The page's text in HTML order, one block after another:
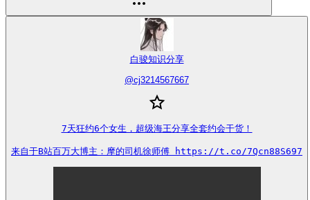
白骏知识分享
@cj3214567667
7天狂约6个女生，超级海王分享全套约会干货！
来自于B站百万大博主：摩的司机徐师傅 https://t.co/7Qcn88S697